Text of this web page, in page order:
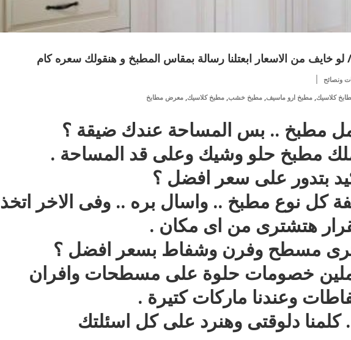
ونصائح
كلاسيك, مطبخ ارو ماسيف, مطبخ خشب, مطبخ كلاسيك, معرض مطابخ
مطبخ .. بس المساحة عندك ضيقة ؟
مطبخ حلو وشيك وعلى قد المساحة .
بتدور على سعر افضل ؟
كل نوع مطبخ .. واسال بره .. وفى الاخر اتخذ
هتشترى من اى مكان .
مسطح وفرن وشفاط بسعر افضل ؟
خصومات حلوة على مسطحات وافران
وعندنا ماركات كتيرة .
كلمنا دلوقتى وهنرد على كل اسئلتك